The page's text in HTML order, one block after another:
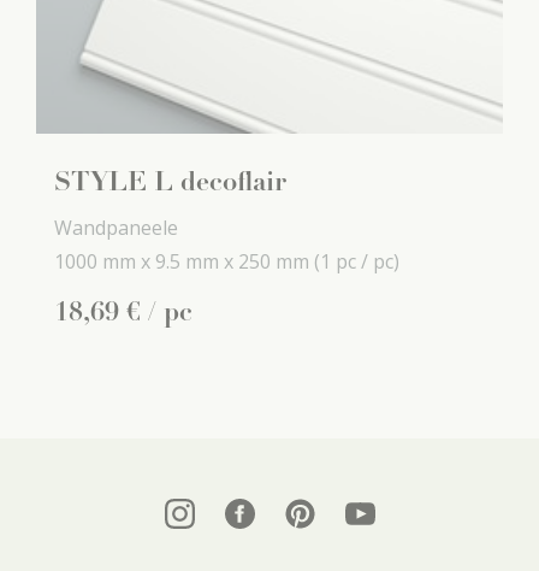
STYLE L decoflair
Wandpaneele
1000 mm x 9.5 mm x 250 mm (1 pc / pc)
18,69 € / pc